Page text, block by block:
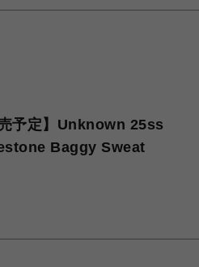
予定】Unknown 25ss
Baggy Sweat